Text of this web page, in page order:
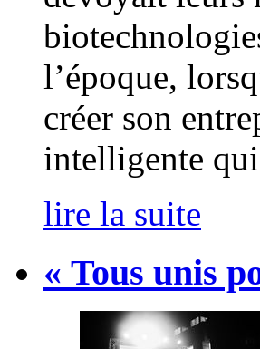
l’époque,
créer son
intelligente
lire la suite
« Tous unis